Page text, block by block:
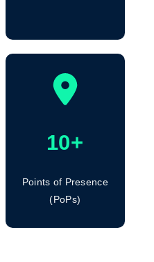
10+
Points of Presence
(PoPs)